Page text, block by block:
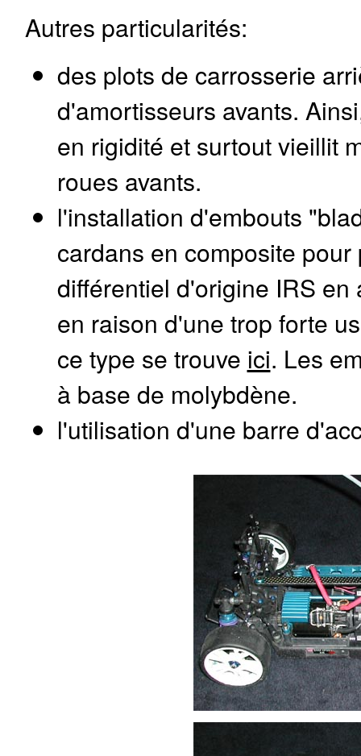
Autres particularités:
des plots de carrosserie
d'amortisseurs avants.
en rigidité et surtout vieillit
roues avants.
l'installation d'embouts
cardans en composite
différentiel d'origine IRS
en raison d'une trop forte
ce type se trouve ici. Les
à base de molybdène.
l'utilisation d'une barre